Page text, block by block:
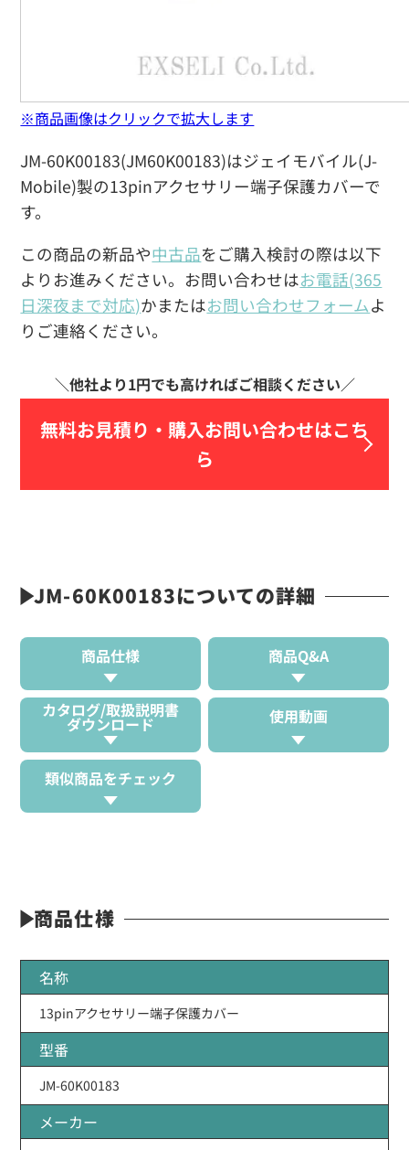
JM-60K00183(JM60K00183)はジェイモバイル(J-
Mobile)製の13pinアクセサリー端子保護カバーで
す。
この商品の新品や中古品をご購入検討の際は以下
よりお進みください。お問い合わせはお電話(365
日深夜まで対応)かまたはお問い合わせフォームよ
りご連絡ください。
無料お見積り・ 購入お問い合わせはこち
ら
※商品画像はクリックで拡大します
JM-60K00183についての詳細
商品仕様 商品Q&A
カタログ/取扱説明書
ダウンロード 使用動画
類似商品をチェック
商品仕様
名称
13pinアクセサリー端子保護カバー
型番
JM-60K00183
メーカー